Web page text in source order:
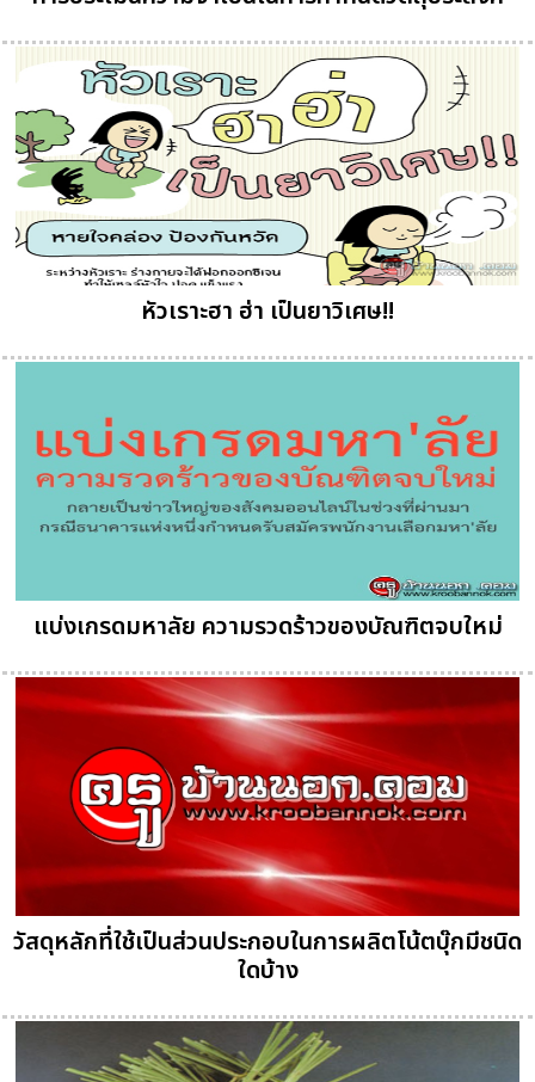
หัวเราะฮา ฮ่า เป็นยาวิเศษ!!
แบ่งเกรดมหาลัย ความรวดร้าวของบัณฑิตจบใหม่
วัสดุหลักที่ใช้เป็นส่วนประกอบในการผลิตโน้ตบุ๊กมีชนิด
ใดบ้าง